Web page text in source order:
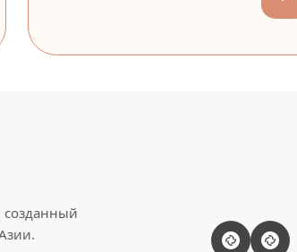
созданный